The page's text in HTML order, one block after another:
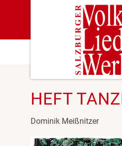
HEFT
Dominik Meißnitzer